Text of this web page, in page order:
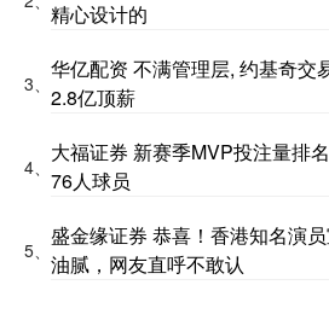
精心设计的
3、
华亿配资 不满管理层, 约基奇交
2.8亿顶薪
4、
大福证券 新赛季MVP投注量排
76人球员
5、
盛金缘证券 恭喜！香港知名演
油腻，网友直呼不敢认